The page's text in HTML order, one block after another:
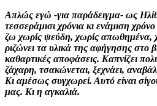
Απλώς εγώ -για παράδειγμα- ως
τεσσεράμισι χρόνια κι ενάμιση
ζω χωρίς ψεύδη, χωρίς απωθημένα,
ριζώνει τα υλικά της αφήγησης στο
καθαρτικές αποφάσεις. Καπνίζει
ζάχαρη, τσακώνεται, ξεχνάει,
Κι αμέσως συγχωρεί. Αυτό είναι
μας. Κι η αγκαλιά.